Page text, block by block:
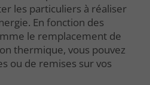
les particuliers à réaliser
En fonction des
le remplacement de
thermique, vous pouvez
ou de remises sur vos